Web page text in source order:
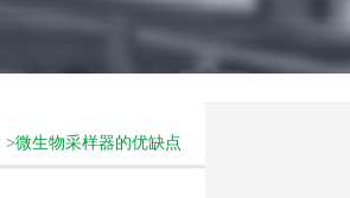
>微生物采样器的优缺点